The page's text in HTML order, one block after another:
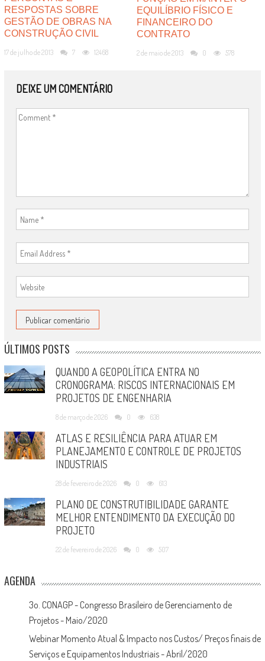
RESPOSTAS SOBRE
GESTÃO DE OBRAS NA
CONSTRUÇÃO CIVIL
17 de julho de 2013 7 12468
EQUILÍBRIO FÍSICO E
FINANCEIRO DO
CONTRATO
2 de maio de 2013 0 578
DEIXE UM COMENTÁRIO
ÚLTIMOS POSTS
QUANDO A GEOPOLÍTICA ENTRA NO
CRONOGRAMA: RISCOS INTERNACIONAIS EM
PROJETOS DE ENGENHARIA
8 de março de 2026 0 638
ATLAS E RESILIÊNCIA PARA ATUAR EM
PLANEJAMENTO E CONTROLE DE PROJETOS
INDUSTRIAIS
28 de fevereiro de 2026 0 613
PLANO DE CONSTRUTIBILIDADE GARANTE
MELHOR ENTENDIMENTO DA EXECUÇÃO DO
PROJETO
22 de fevereiro de 2026 0 507
AGENDA
3o. CONAGP - Congresso Brasileiro de Gerenciamento de
Projetos - Maio/2020
Webinar Momento Atual & Impacto nos Custos/ Preços finais de
Serviços e Equipamentos Industriais - Abril/2020